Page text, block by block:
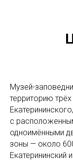
Музей-
территорию
с
одноимёнными
зоны — около
Екатерининский